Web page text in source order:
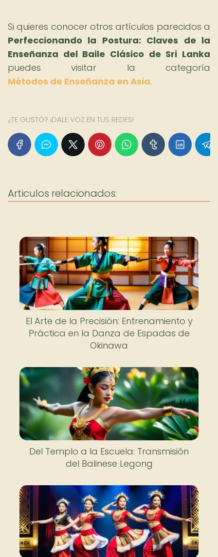
Si quieres conocer otros artículos parecidos a
Perfeccionando la Postura: Claves de la
Enseñanza del Baile Clásico de Sri Lanka
puedes visitar la categoría
Métodos de Enseñanza en Asia.
¿TE GUSTÓ? ¡DALE VOZ EN TUS REDES!
Articulos relacionados:
El Arte de la Precisión: Entrenamiento y
Práctica en la Danza de Espadas de
Okinawa
Del Templo a la Escuela: Transmisión
del Balinese Legong